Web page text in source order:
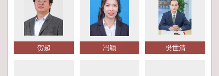
贺超 冯颖 樊世清